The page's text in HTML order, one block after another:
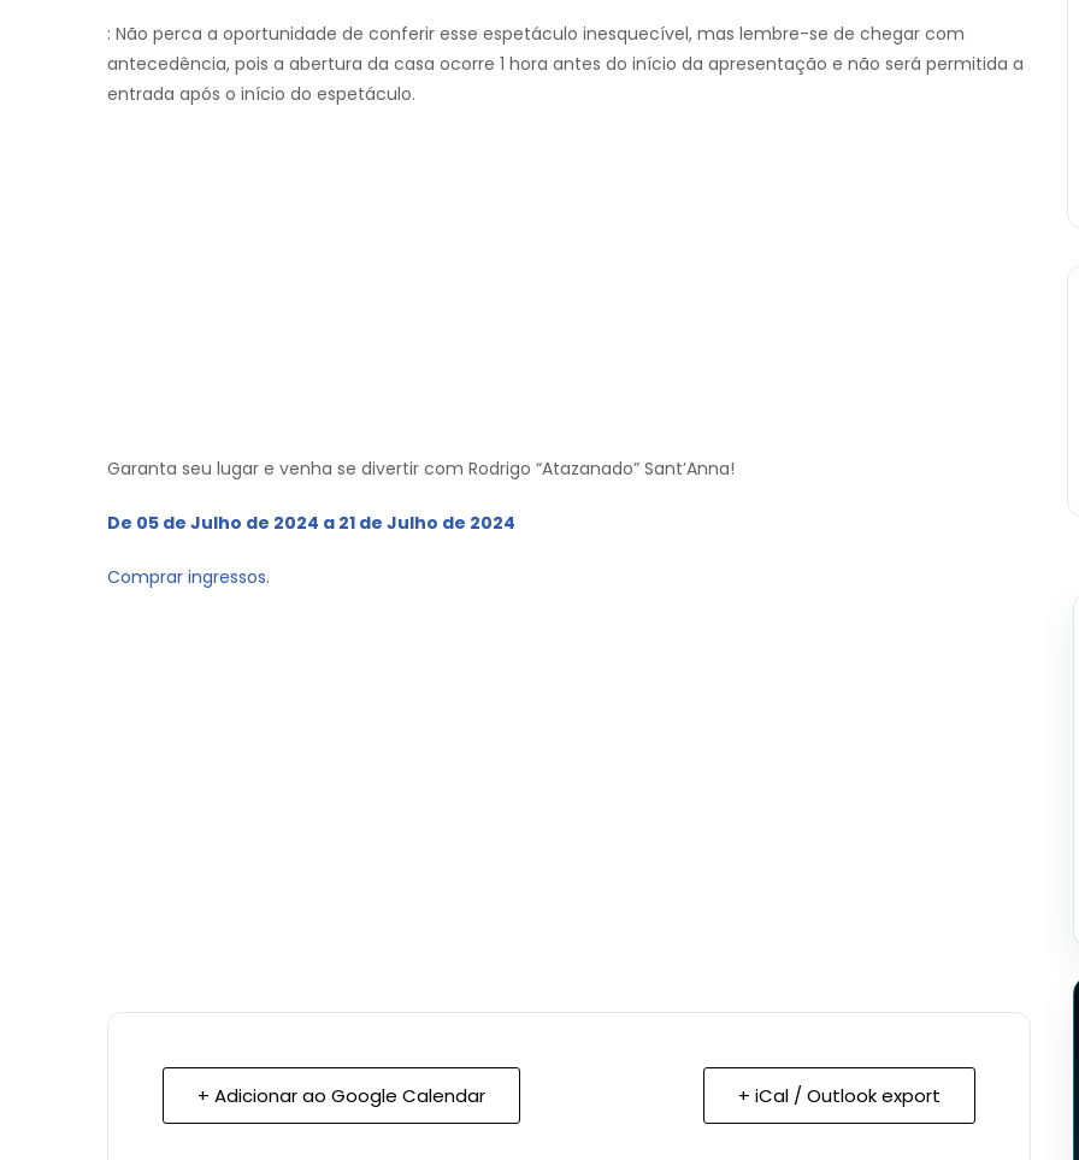
: Não perca a oportunidade de conferir esse espetáculo inesquecível, mas lembre-se de chegar com
antecedência, pois a abertura da casa ocorre 1 hora antes do início da apresentação e não será permitida a
entrada após o início do espetáculo.
Garanta seu lugar e venha se divertir com Rodrigo “Atazanado” Sant’Anna!
De 05 de Julho de 2024 a 21 de Julho de 2024
Comprar ingressos.
+ Adicionar ao Google Calendar + iCal / Outlook export